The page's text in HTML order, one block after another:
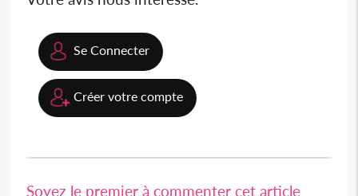
Se Connecter
Créer votre compte
Soyez le premier à commenter cet article